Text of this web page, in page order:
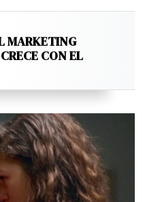
MARKETING
CON EL